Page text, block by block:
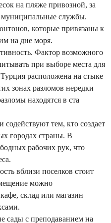
на пляже привозной, за
службы.
которые привязаны к
на дне моря.
Фактор возможного
при выборе места для
расположена на стыке
зонах разломов нередки
находятся в ста
содействуют тем, кто создает
городах страны. В
рабочих рук, что
вблизи поселков стоит
можно
склад или магазин
сады с преподаванием на